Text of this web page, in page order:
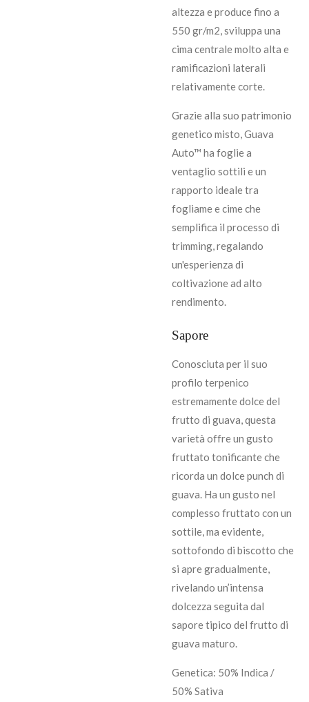
altezza e produce fino a
550 gr/m2, sviluppa una
cima centrale molto alta e
ramificazioni laterali
relativamente corte.
Grazie alla suo patrimonio
genetico misto, Guava
Auto™ ha foglie a
ventaglio sottili e un
rapporto ideale tra
fogliame e cime che
semplifica il processo di
trimming, regalando
un'esperienza di
coltivazione ad alto
rendimento.
Sapore
Conosciuta per il suo
profilo terpenico
estremamente dolce del
frutto di guava, questa
varietà offre un gusto
fruttato tonificante che
ricorda un dolce punch di
guava. Ha un gusto nel
complesso fruttato con un
sottile, ma evidente,
sottofondo di biscotto che
si apre gradualmente,
rivelando un’intensa
dolcezza seguita dal
sapore tipico del frutto di
guava maturo.
Genetica: 50% Indica /
50% Sativa